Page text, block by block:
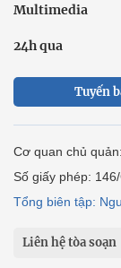
Multimedia
24h qua
Tuyến
Cơ quan chủ
Số giấy phép:
Tổng biên tập:
Liên hệ tòa soạn